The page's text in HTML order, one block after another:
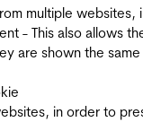
multiple websites,
- This also allows
are shown the same
in order to